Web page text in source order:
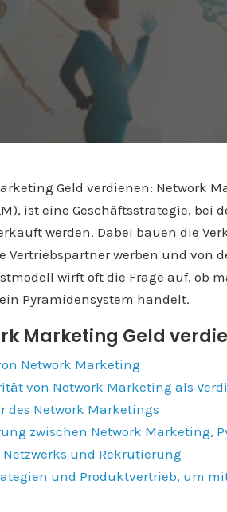
Geld verdienen: Network
ist eine Geschäftsstrategie, bei
werden. Dabei bauen die
Vertriebspartner werben und von
wirft oft die Frage auf, ob
Pyramidensystem handelt.
Marketing Geld
Network Marketing
von Network Marketing als
des Network Marketings
zwischen Network Marketing,
Netzwerks und Rekrutierung
und Produktvertrieb, um